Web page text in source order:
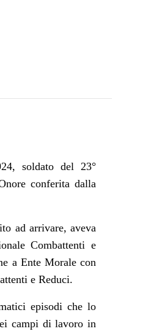
soldato del 23°
conferita dalla
ad arrivare, aveva
Combattenti e
a Ente Morale con
e Reduci.
episodi che lo
campi di lavoro in